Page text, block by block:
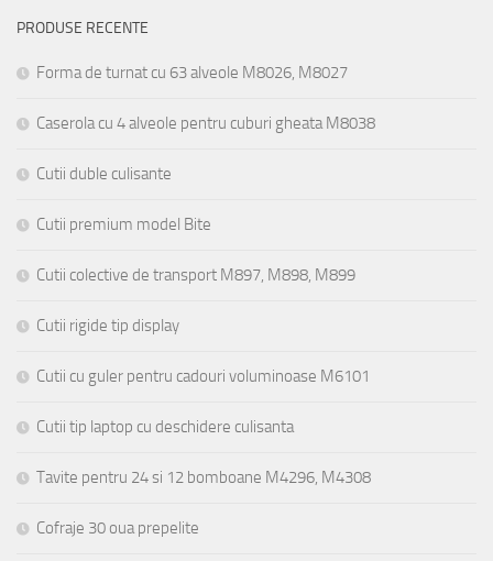
PRODUSE RECENTE
Forma de turnat cu 63 alveole M8026, M8027
Caserola cu 4 alveole pentru cuburi gheata M8038
Cutii duble culisante
Cutii premium model Bite
Cutii colective de transport M897, M898, M899
Cutii rigide tip display
Cutii cu guler pentru cadouri voluminoase M6101
Cutii tip laptop cu deschidere culisanta
Tavite pentru 24 si 12 bomboane M4296, M4308
Cofraje 30 oua prepelite